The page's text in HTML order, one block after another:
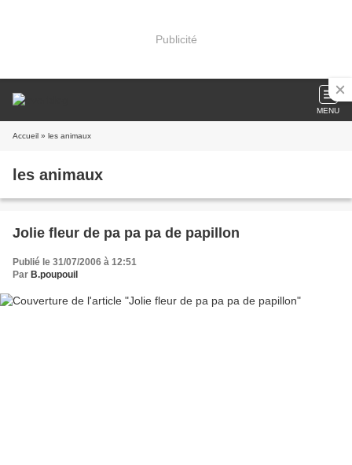
Publicité
MENU
Accueil » les animaux
les animaux
Jolie fleur de pa pa pa de papillon
Publié le 31/07/2006 à 12:51
Par B.poupouil